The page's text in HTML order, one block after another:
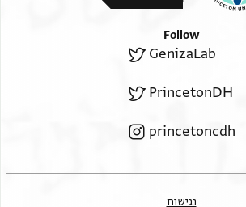
Follow
GenizaLab
PrincetonDH
princetoncdh
נגישות